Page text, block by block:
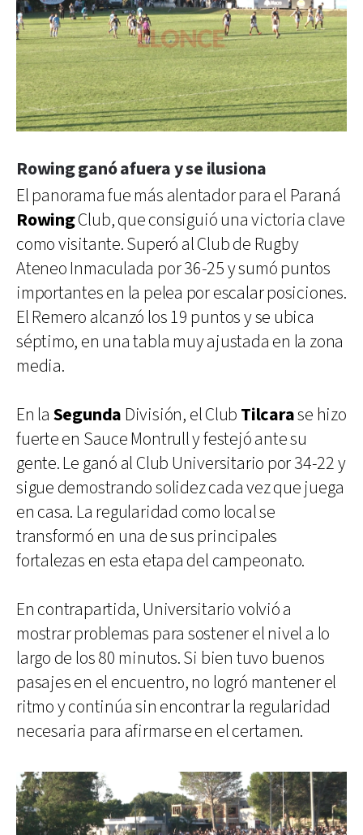
Rowing ganó afuera y se ilusiona
El panorama fue más alentador para el Paraná
RowingClub, que consiguió una victoria clave
como visitante. Superó al Club de Rugby
Ateneo Inmaculada por 36-25 y sumó puntos
importantes en la pelea por escalar posiciones.
El Remero alcanzó los 19 puntos y se ubica
séptimo, en una tabla muy ajustada en la zona
media.
En la Segunda División, el Club Tilcarase hizo
fuerte en Sauce Montrull y festejó ante su
gente. Le ganó al Club Universitario por 34-22 y
sigue demostrando solidez cada vez que juega
en casa. La regularidad como local se
transformó en una de sus principales
fortalezas en esta etapa del campeonato.
En contrapartida, Universitario volvió a
mostrar problemas para sostener el nivel a lo
largo de los 80 minutos. Si bien tuvo buenos
pasajes en el encuentro, no logró mantener el
ritmo y continúa sin encontrar la regularidad
necesaria para afirmarse en el certamen.